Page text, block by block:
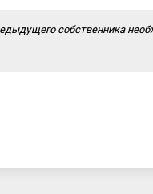
собственника